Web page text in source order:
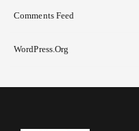
Comments Feed
WordPress.org